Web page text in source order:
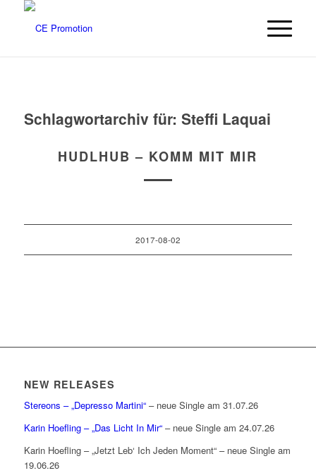
Schlagwortarchiv für: Steffi Laquai
HUDLHUB – KOMM MIT MIR
2017-08-02
NEW RELEASES
Stereons – „Depresso Martini“– neue Single am 31.07.26
Karin Hoefling – „Das Licht In Mir“– neue Single am 24.07.26
Karin Hoefling – „Jetzt Leb‘ Ich Jeden Moment“ – neue Single am
19.06.26